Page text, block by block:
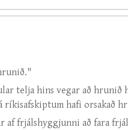
telja hins vegar að hrunið
hafi orsakað
af frjálshyggjunni að fara